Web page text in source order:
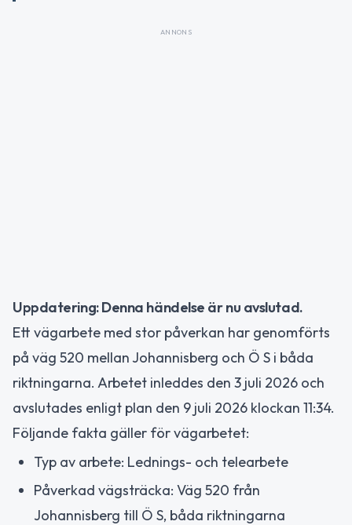
ANNONS
Uppdatering: Denna händelse är nu avslutad.
Ett vägarbete med stor påverkan har genomförts
på väg 520 mellan Johannisberg och Ö S i båda
riktningarna. Arbetet inleddes den 3 juli 2026 och
avslutades enligt plan den 9 juli 2026 klockan 11:34.
Följande fakta gäller för vägarbetet:
Typ av arbete: Lednings- och telearbete
Påverkad vägsträcka: Väg 520 från
Johannisberg till Ö S, båda riktningarna